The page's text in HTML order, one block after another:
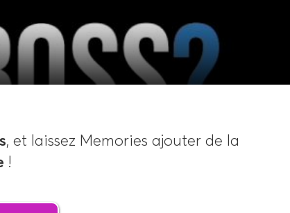
, et laissez Memories ajouter de la
!